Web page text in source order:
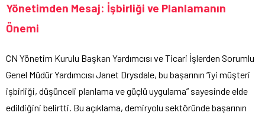
Yönetimden Mesaj: İşbirliği ve Planlamanın
Önemi
CN Yönetim Kurulu Başkan Yardımcısı ve Ticari İşlerden Sorumlu
Genel Müdür Yardımcısı Janet Drysdale, bu başarının “iyi müşteri
işbirliği, düşünceli planlama ve güçlü uygulama” sayesinde elde
edildiğini belirtti. Bu açıklama, demiryolu sektöründe başarının